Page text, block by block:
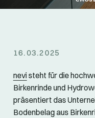
16.03.2025
nevisteht für die
Birkenrinde und
präsentiert das
Bodenbelag aus